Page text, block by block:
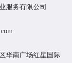
服务有限公司
华南广场红星国际